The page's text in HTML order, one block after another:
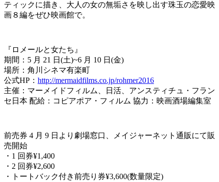
ティックに描き、大人の女の無垢さを映し出す珠玉の恋愛映
画８編をぜひ映画館で。
『ロメールと女たち』
期間：5 月 21 日(土)~6 月 10 日(金)
場所：角川シネマ有楽町
公式HP： http://mermaidfilms.co.jp/rohmer2016
主催：マーメイドフィルム、日活、アンスティチュ・フラン
セ日本 配給：コピアポア・フィルム 協力：映画酒場編集室
前売券 4 月 9 日より劇場窓口、メイジャーネット通販にて販
売開始
・1 回券¥1,400
・2 回券¥2,600
・トートバック付き前売り券¥3,600(数量限定)